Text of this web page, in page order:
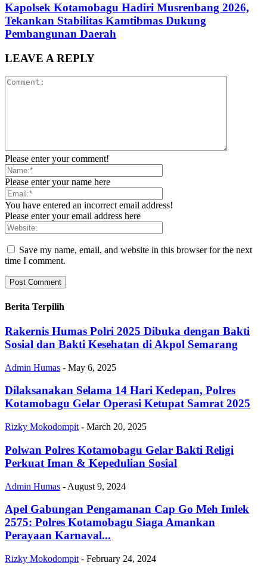
Kapolsek Kotamobagu Hadiri Musrenbang 2026,
Tekankan Stabilitas Kamtibmas Dukung
Pembangunan Daerah
LEAVE A REPLY
Please enter your comment!
Please enter your name here
You have entered an incorrect email address!
Please enter your email address here
Save my name, email, and website in this browser for the next
time I comment.
Berita Terpilih
Rakernis Humas Polri 2025 Dibuka dengan Bakti
Sosial dan Bakti Kesehatan di Akpol Semarang
Admin Humas - May 6, 2025
Dilaksanakan Selama 14 Hari Kedepan, Polres
Kotamobagu Gelar Operasi Ketupat Samrat 2025
Rizky Mokodompit - March 20, 2025
Polwan Polres Kotamobagu Gelar Bakti Religi
Perkuat Iman & Kepedulian Sosial
Admin Humas - August 9, 2024
Apel Gabungan Pengamanan Cap Go Meh Imlek
2575: Polres Kotamobagu Siaga Amankan
Perayaan Karnaval...
Rizky Mokodompit - February 24, 2024